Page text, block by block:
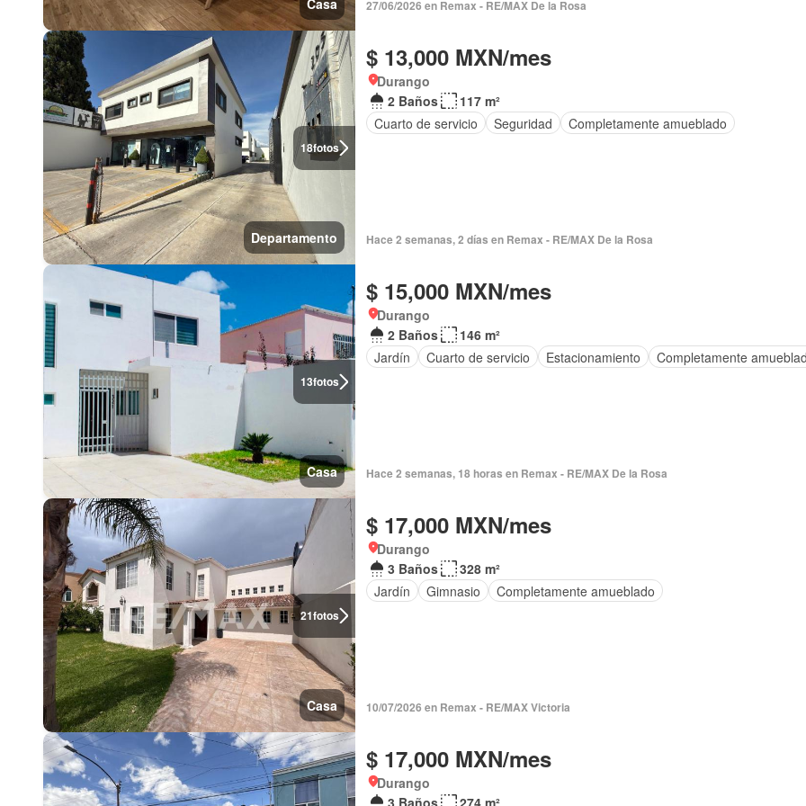
Casa 27/06/2026 en Remax - RE/MAX De la Rosa
18fotos
Departamento
$ 13,000 MXN/mes
Durango
2 Baños
117 m²
Cuarto de servicio
Seguridad Completamente amueblado
Hace 2 semanas, 2 días en Remax - RE/MAX De la Rosa
13fotos
Casa
$ 15,000 MXN/mes
Durango
2 Baños
146 m²
Jardín
Cuarto de servicio Estacionamiento Completamente
Hace 2 semanas, 18 horas en Remax - RE/MAX De la Rosa
21fotos
Casa
$ 17,000 MXN/mes
Durango
3 Baños
328 m²
Jardín
Gimnasio Completamente amueblado
10/07/2026 en Remax - RE/MAX Victoria
$ 17,000 MXN/mes
Durango
3 Baños
274 m²